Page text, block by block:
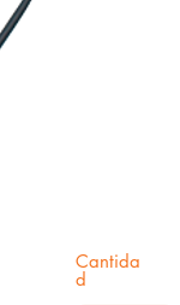
Cantida
d